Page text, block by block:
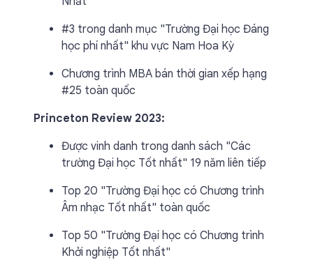
#3 trong danh mục "Trường Đại học Đáng
học phí nhất" khu vực Nam Hoa Kỳ
Chương trình MBA bán thời gian xếp hạng
#25 toàn quốc
Princeton Review 2023:
Được vinh danh trong danh sách "Các
trường Đại học Tốt nhất" 19 năm liên tiếp
Top 20 "Trường Đại học có Chương trình
Âm nhạc Tốt nhất" toàn quốc
Top 50 "Trường Đại học có Chương trình
Khởi nghiệp Tốt nhất"